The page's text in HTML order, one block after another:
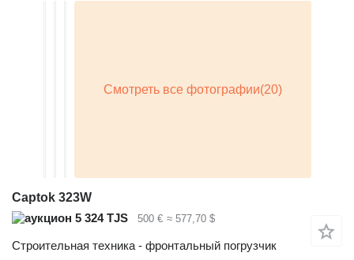
Captok 323W
5 324 TJS
500 € ≈ 577,70 $
Строительная техника - фронтальный погрузчик